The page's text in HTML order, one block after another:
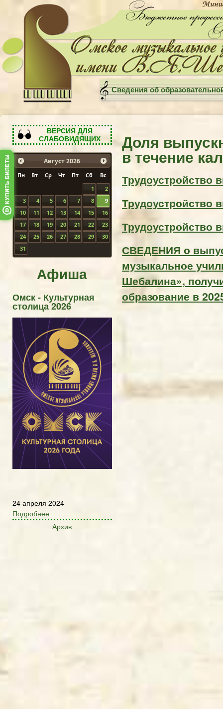
Сведения об
ВЕРСИЯ ДЛЯ
СЛАБОВИДЯЩИХ
Август 2026
Пн Вт Ср Чт Пт Сб
Вс
1
2
3
4 5 6 7 8
9
10
11 12 13 14 15
16
17
18 19 20 21 22
23
24
25 26 27 28 29
30
31
Афиша
Омск - Культурная
столица 2026
24 апреля 2024
Подробнее
Архив
Доля
в течение
Трудоустройство
Трудоустройство
Трудоустройство
СВЕДЕНИЯ о
музыкальное
Шебалина»,
образование в